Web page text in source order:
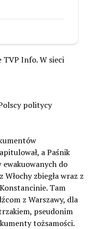
TVP Info. W sieci
politycy
a Paśnik
ewakuowanych do
zbiegła wraz z
Tam
z Warszawy, dla
pseudonim
tożsamości.